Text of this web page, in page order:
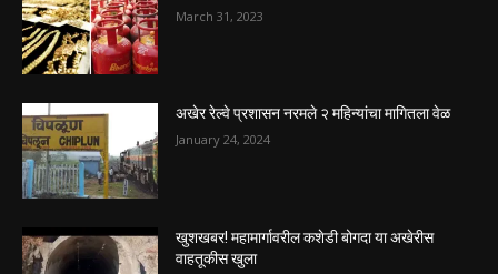
March 31, 2023
अखेर रेल्वे प्रशासन नरमले २ महिन्यांचा मागितला वेळ
January 24, 2024
खुशखबर! महामार्गावरील कशेडी बोगदा या अखेरीस
वाहतूकीस खुला